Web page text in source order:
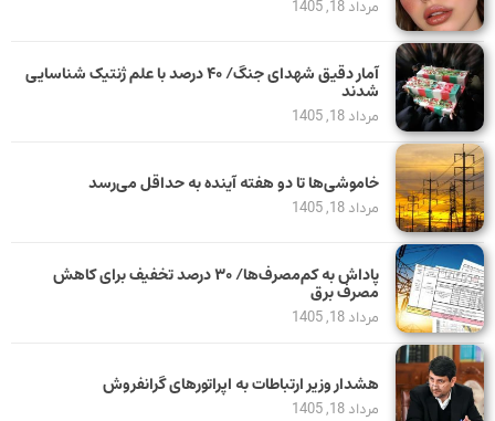
مرداد 18, 1405
آمار دقیق شهدای جنگ/ ۴۰ درصد با علم ژنتیک شناسایی
شدند
مرداد 18, 1405
خاموشی‌ها تا دو هفته آینده به حداقل می‌رسد
مرداد 18, 1405
پاداش به کم‌مصرف‌ها/ ۳۰ درصد تخفیف برای کاهش
مصرف برق
مرداد 18, 1405
هشدار وزیر ارتباطات به اپراتورهای گرانفروش
مرداد 18, 1405